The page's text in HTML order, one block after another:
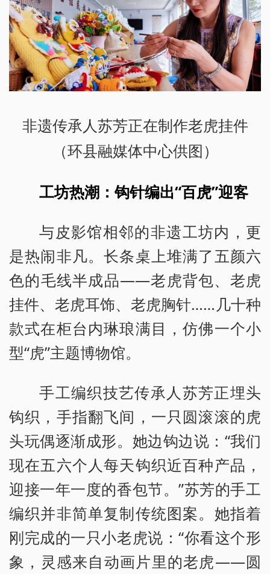
非遗传承人苏芳正在制作老虎挂件
（环县融媒体中心供图）
工坊热潮：钩针编出“百虎”迎客
与皮影馆相邻的非遗工坊内，更
是热闹非凡。长条桌上堆满了五颜六
色的毛线半成品——老虎背包、老虎
挂件、老虎耳饰、老虎胸针……几十种
款式在柜台内琳琅满目，仿佛一个小
型“虎”主题博物馆。
手工编织技艺传承人苏芳正埋头
钩织，手指翻飞间，一只圆滚滚的虎
头玩偶逐渐成形。她边钩边说：“我们
现在五六个人每天钩织近百种产品，
迎接一年一度的香包节。”苏芳的手工
编织并非简单复制传统图案。她指着
刚完成的一只小老虎说：“你看这个形
象，灵感来自动画片里的老虎——圆